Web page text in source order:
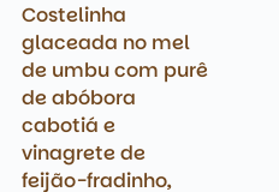
Costelinha
glaceada no mel
de umbu com purê
de abóbora
cabotiá e
vinagrete de
feijão-fradinho,